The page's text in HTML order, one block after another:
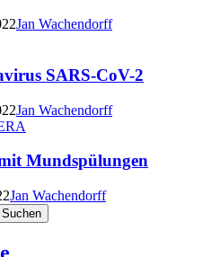
Jan Wachendorff
SARS-CoV-2
Jan Wachendorff
Mundspülungen
Jan Wachendorff